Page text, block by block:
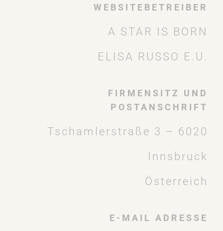
WEBSITEBETREIBER
A STAR IS BORN
ELISA RUSSO E.U.
FIRMENSITZ UND
POSTANSCHRIFT
Tschamlerstraße 3 – 6020
Innsbruck
Österreich
E-MAIL ADRESSE